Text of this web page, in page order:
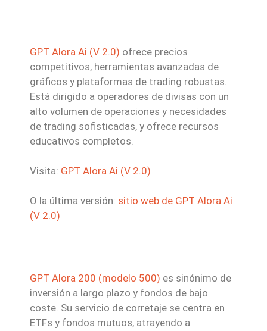
GPT Alora Ai (V 2.0) ofrece precios
competitivos, herramientas avanzadas de
gráficos y plataformas de trading robustas.
Está dirigido a operadores de divisas con un
alto volumen de operaciones y necesidades
de trading sofisticadas, y ofrece recursos
educativos completos.
Visita: GPT Alora Ai (V 2.0)
O la última versión: sitio web de GPT Alora Ai
(V 2.0)
GPT Alora 200 (modelo 500) es sinónimo de
inversión a largo plazo y fondos de bajo
coste. Su servicio de corretaje se centra en
ETFs y fondos mutuos, atrayendo a